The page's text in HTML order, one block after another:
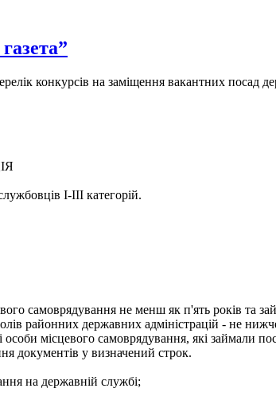
конкурсів на заміщення вакантних посад
І-ІІІ категорій.
самоврядування не менш як п'ять років та
районних державних адміністрацій - не нижче
місцевого самоврядування, які займали
документів у визначений строк.
на державній службі;